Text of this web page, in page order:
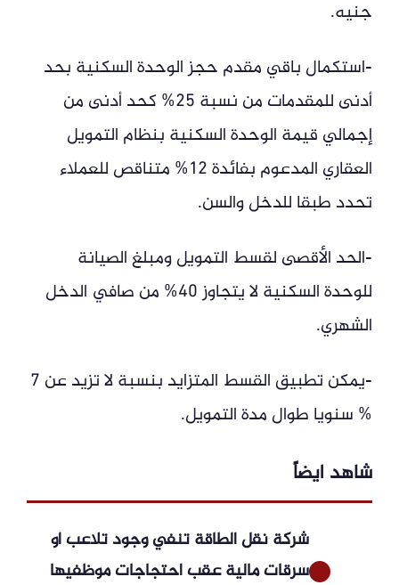
جنيه.
-استكمال باقي مقدم حجز الوحدة السكنية بحد
أدنى للمقدمات من نسبة 25% كحد أدنى من
إجمالي قيمة الوحدة السكنية بنظام التمويل
العقاري المدعوم بفائدة 12% متناقص للعملاء
تحدد طبقا للدخل والسن.
-الحد الأقصى لقسط التمويل ومبلغ الصيانة
للوحدة السكنية لا يتجاوز 40% من صافي الدخل
الشهري.
-يمكن تطبيق القسط المتزايد بنسبة لا تزيد عن 7
% سنويا طوال مدة التمويل.
شاهد ايضاً
شركة نقل الطاقة تنفي وجود تلاعب أو
سرقات مالية عقب احتجاجات موظفيها